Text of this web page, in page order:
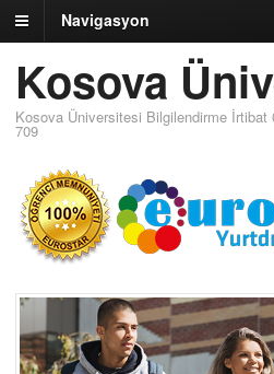
Navigasyon
Kosova
Kosova Üniversitesi Bilgilendirme İrtibat
709